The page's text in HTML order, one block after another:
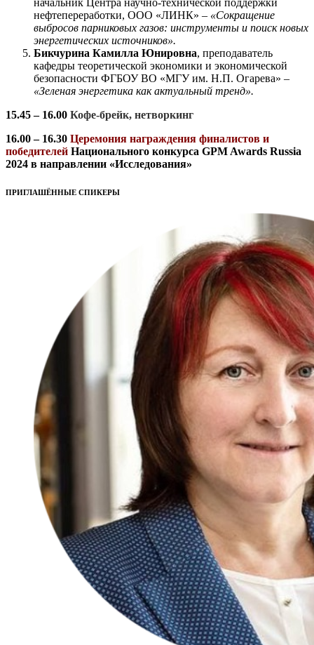
нефтепереработки, ООО «ЛИНК» – «Сокращение
выбросов парниковых газов: инструменты и поиск новых
энергетических источников».
Бикчурина Камилла Юнировна, преподаватель
кафедры теоретической экономики и экономической
безопасности ФГБОУ ВО «МГУ им. Н.П. Огарева» –
«Зеленая энергетика как актуальный тренд».
15.45 – 16.00 Кофе-брейк, нетворкинг
16.00 – 16.30 Церемония награждения финалистов и
победителей Национального конкурса GPM Awards Russia
2024 в направлении «Исследования»
ПРИГЛАШЁННЫЕ СПИКЕРЫ